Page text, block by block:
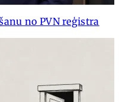
no PVN reģistra